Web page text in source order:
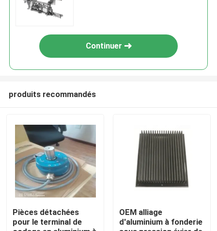
Aperçu
Produits
A propos de nous
Continuer
produits recommandés
Pièces détachées
pour le terminal de
OEM alliage
d'aluminium à fonderie